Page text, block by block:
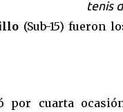
tenis
(Sub-15) fueron
por cuarta